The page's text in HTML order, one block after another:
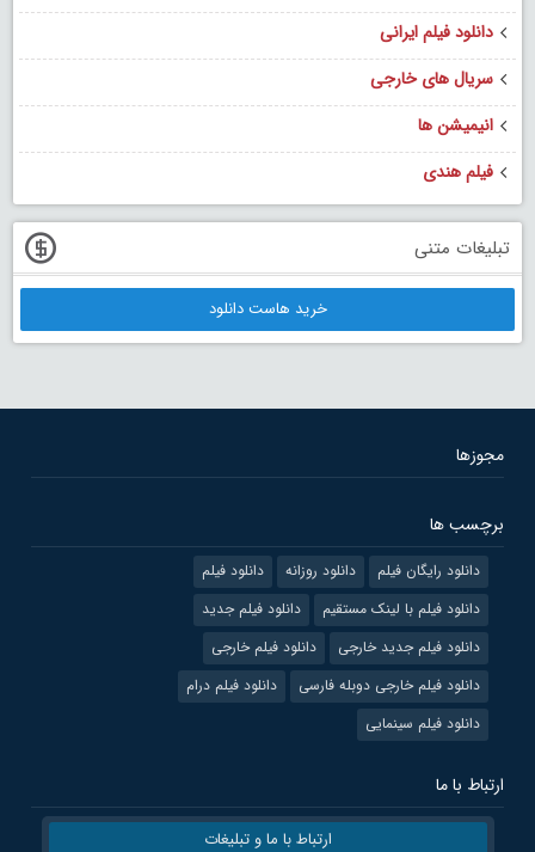
دانلود فیلم ایرانی
سریال های خارجی
انیمیشن ها
فیلم هندی
تبلیغات متنی
خرید هاست دانلود
مجوزها
برچسب ها
دانلود رایگان فیلم دانلود روزانه
دانلود فیلم
دانلود فیلم با لینک مستقیم
دانلود فیلم جدید
دانلود فیلم جدید خارجی
دانلود فیلم خارجی
دانلود فیلم خارجی دوبله فارسی
دانلود فیلم درام
دانلود فیلم سینمایی
ارتباط با ما
ارتباط با ما و تبلیغات